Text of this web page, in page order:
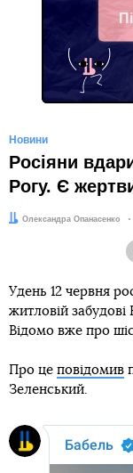
Новини
Росіяни
Рогу. Є
Автор:
Олександра Опанасенко
Удень 12 червня
житловій
Відомо вже про
Про це повідомив
Зеленський.